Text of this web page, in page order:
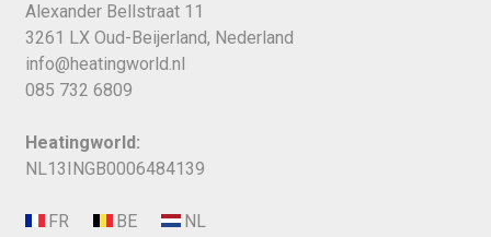
Alexander Bellstraat 11
3261 LX Oud-Beijerland, Nederland
info@heatingworld.nl
085 732 6809
Heatingworld:
NL13INGB0006484139